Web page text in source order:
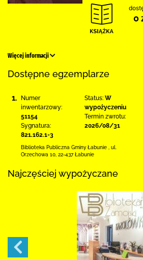
0
Więcej informacji
Dostępne egzemplarze
1.
Numer
inwentarzowy:
51154
Sygnatura:
821.162.1-3
Status: W
wypożyczeniu
Termin zwrotu:
2026/08/31
Biblioteka Publiczna Gminy Łabunie
ul.
Orzechowa 10 22-437 Łabunie
Najczęściej wypożyczane